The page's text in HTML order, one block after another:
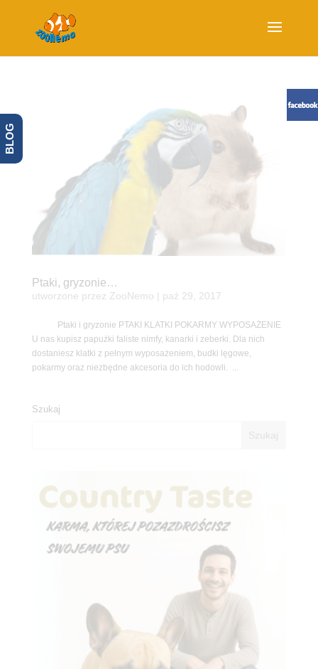
Ptaki, gryzonie…
utworzone przez ZooNemo paź 29, 2017
Ptaki i gryzonie PTAKI KLATKI POKARMY WYPOSAŻENIE
U nas kupisz papużki faliste nimfy, kanarki i zeberki. Dla nich
dostaniesz klatki z pełnym wyposażeniem, budki lęgowe,
pokarmy oraz niezbędne akcesoria do ich hodowli. ...
Szukaj
BLOG